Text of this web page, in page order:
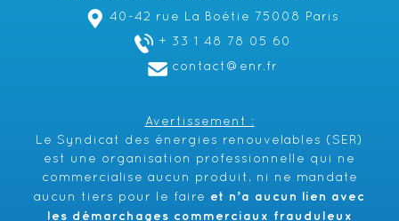
40-42 rue La Boétie 75008 Paris
+ 33 1 48 78 05 60
contact@enr.fr
Avertissement :
Le Syndicat des énergies renouvelables (SER)
est une organisation professionnelle qui ne
commercialise aucun produit, ni ne mandate
aucun tiers pour le faire et n’a aucun lien avec
les démarchages commerciaux frauduleux